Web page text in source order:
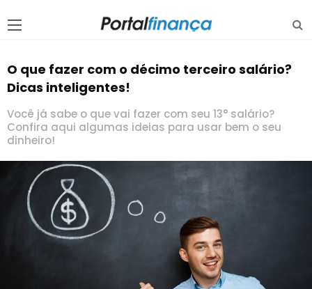
O que fazer com o décimo terceiro salário?
Dicas inteligentes!
Você já sabe o que vai fazer com seu 13° salário?
Confira aqui algumas ideias para usar bem o seu
dinheiro!